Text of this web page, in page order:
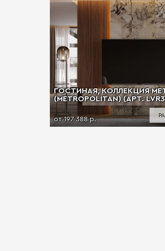
ГОСТИНАЯ, КОЛЛЕКЦИЯ
(METROPOLITAN) (АРТ.
от 197 388 р.